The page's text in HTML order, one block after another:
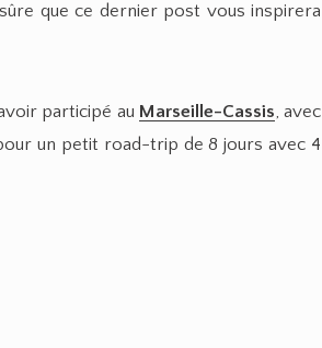
que ce dernier post vous inspirera
participé au Marseille-Cassis, avec
un petit road-trip de 8 jours avec 4